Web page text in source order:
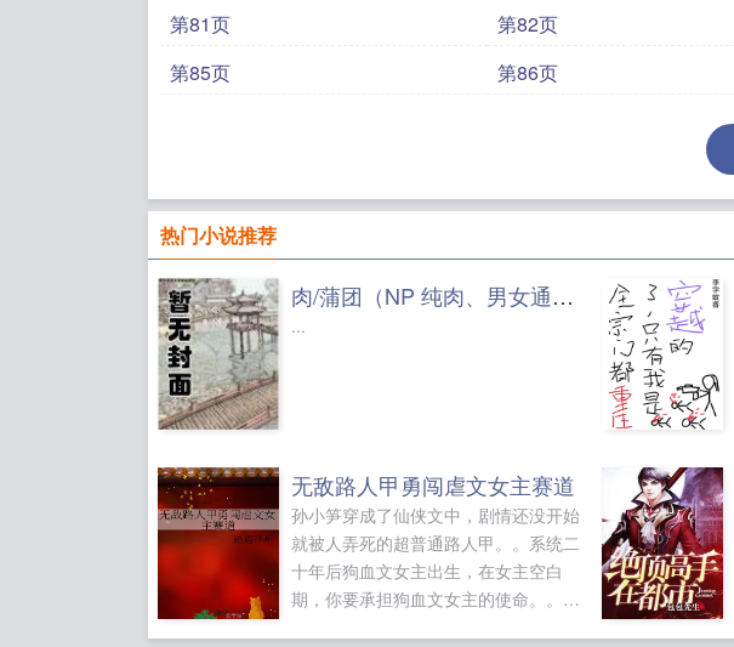
第81页
第82页
第85页
第86页
热门小说推荐
肉/蒲团（NP 纯肉、男女通吃）
...
无敌路人甲勇闯虐文女主赛道
孙小笋穿成了仙侠文中，剧情还没开始
就被人弄死的超普通路人甲。。系统二
十年后狗血文女主出生，在女主空白
期，你要承担狗血文女主的使命。。系